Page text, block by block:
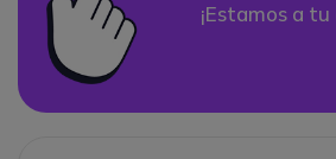
¡Estamos a